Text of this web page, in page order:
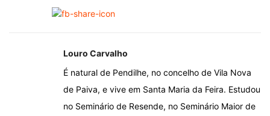
Louro Carvalho
É natural de Pendilhe, no concelho de Vila Nova
de Paiva, e vive em Santa Maria da Feira. Estudou
no Seminário de Resende, no Seminário Maior de